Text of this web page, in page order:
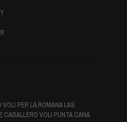
PER LA ROMANA LAS
CABALLERO VOLI PUNTA CANA